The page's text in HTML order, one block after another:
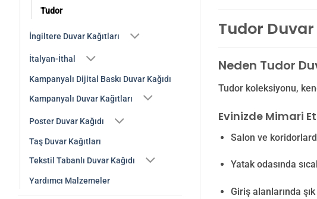
Tudor
İngiltere Duvar Kağıtları
İtalyan-İthal
Kampanyalı Dijital Baskı Duvar Kağıdı
Kampanyalı Duvar Kağıtları
Poster Duvar Kağıdı
Taş Duvar Kağıtları
Tekstil Tabanlı Duvar Kağıdı
Yardımcı Malzemeler
Tudor Duvar
Neden Tudor
Tudor koleksiyonu,
Evinizde Mimari
Salon ve
Yatak odasında
Giriş alanlarında